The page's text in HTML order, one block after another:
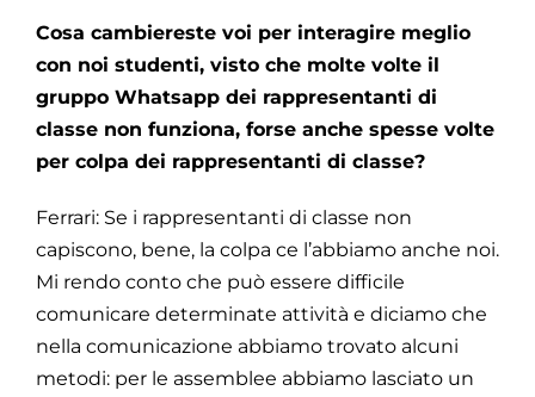
Cosa cambiereste voi per interagire meglio
con noi studenti, visto che molte volte il
gruppo Whatsapp dei rappresentanti di
classe non funziona, forse anche spesse volte
per colpa dei rappresentanti di classe?
Ferrari: Se i rappresentanti di classe non
capiscono, bene, la colpa ce l’abbiamo anche noi.
Mi rendo conto che può essere difficile
comunicare determinate attività e diciamo che
nella comunicazione abbiamo trovato alcuni
metodi: per le assemblee abbiamo lasciato un